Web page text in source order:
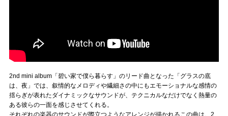
2nd mini album「碧い家で僕ら暮らす」のリード曲となった「グラスの底
は、夜」では、叙情的なメロディや繊細さの中にもエモーショナルな感情の
揺らぎが表れたダイナミックなサウンドが、テクニカルなだけでなく熱量の
ある彼らの一面を感じさせてくれる。
それぞれの楽器のサウンドが際立つようなアレンジが描かれるこの曲は、2